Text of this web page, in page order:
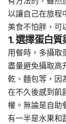
以讓自己在旅程
美食不怕胖，可
1. 選擇蛋白
用餐時，多攝取
盡量避免攝取高
乾、麵包等，因
在不久後感到飢
權。無論是自助
有一半是水果和